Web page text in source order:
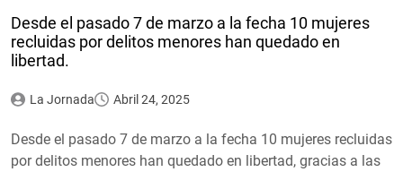
Desde el pasado 7 de marzo a la fecha 10 mujeres
recluidas por delitos menores han quedado en
libertad.
La Jornada Abril 24, 2025
Desde el pasado 7 de marzo a la fecha 10 mujeres recluidas
por delitos menores han quedado en libertad, gracias a las